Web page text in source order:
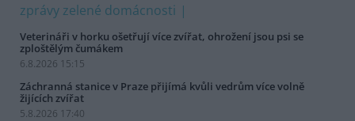
zprávy zelené domácnosti
Veterináři v horku ošetřují více zvířat, ohrožení jsou psi se
zploštělým čumákem
6.8.2026 15:15
Záchranná stanice v Praze přijímá kvůli vedrům více volně
žijících zvířat
5.8.2026 17:40